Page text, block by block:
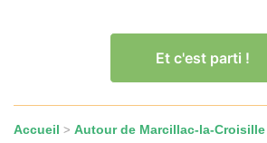
Et c'est parti !
Accueil > Autour de Marcillac-la-Croisille